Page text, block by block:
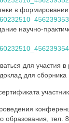
в формировании
научно-
для участия
для сборника
образования, тел.